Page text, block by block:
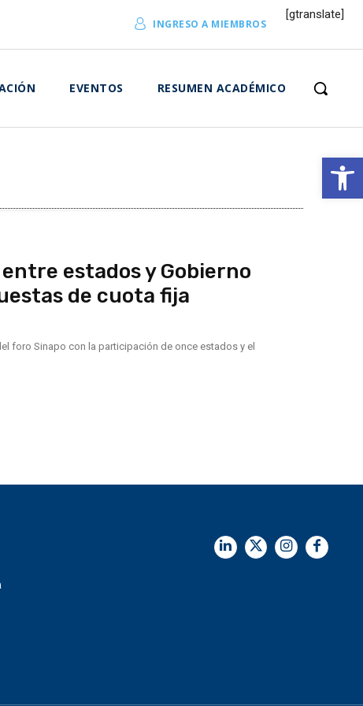
Abrir
INGRESO A MIEMBROS
[gtranslate]
EVENTOS RESUMEN ACADÉMICO
estados y Gobierno
de cuota fija
foro Sinapo con la participación de once estados y el